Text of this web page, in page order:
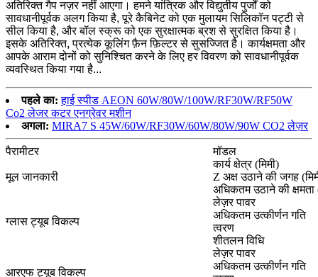
अतिरिक्त गैप नज़र नहीं आएगा। हमने यांत्रिक और विद्युतीय पुर्जों को
सावधानीपूर्वक अलग किया है, पूरे कैबिनेट को एक मुलायम सिलिकॉन पट्टी से
सील किया है, और बॉल स्क्रू को एक सुरक्षात्मक ब्रश से सुरक्षित किया है।
इसके अतिरिक्त, प्रत्येक कूलिंग फ़ैन फ़िल्टर से सुसज्जित है। कार्यक्षमता और
आपके आराम दोनों को सुनिश्चित करने के लिए हर विवरण को सावधानीपूर्वक
व्यवस्थित किया गया है...
पहले का: हाई स्पीड AEON 60W/80W/100W/RF30W/RF50W
Co2 लेजर कटर एनग्रेवर मशीन
अगला: MIRA7 S 45W/60W/RF30W/60W/80W/90W CO2 लेज़र
पैरामीटर मॉडल
मूल जानकारी
कार्य क्षेत्र (मिमी)
Z अक्ष उठाने की जगह
अधिकतम उठाने की क्षमता
ग्लास ट्यूब विकल्प
लेज़र पावर
अधिकतम उत्कीर्णन गति
त्वरण
शीतलन विधि
आरएफ ट्यूब विकल्प
लेज़र पावर
अधिकतम उत्कीर्णन गति